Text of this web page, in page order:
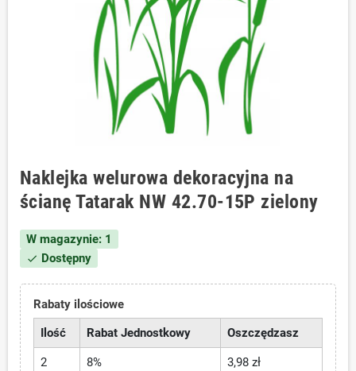
Naklejka welurowa dekoracyjna na
ścianę Tatarak NW 42.70-15P zielony
W magazynie: 1
check Dostępny
Rabaty ilościowe
Ilość
Rabat Jednostkowy Oszczędzasz
2 8% 3,98 zł